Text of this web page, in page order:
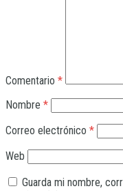
Comentario *
Nombre *
Correo electrónico *
Web
Guarda mi nombre,